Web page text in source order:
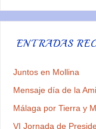
ENTRADAS
Juntos en Mollina
Mensaje día de la
Málaga por Tierra y
VI Jornada de